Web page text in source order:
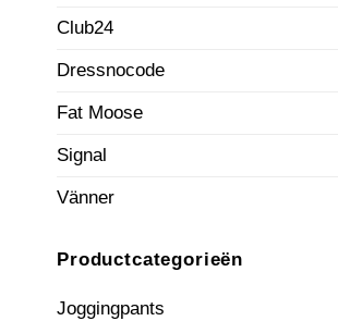
Club24
Dressnocode
Fat Moose
Signal
Vänner
Productcategorieën
Joggingpants